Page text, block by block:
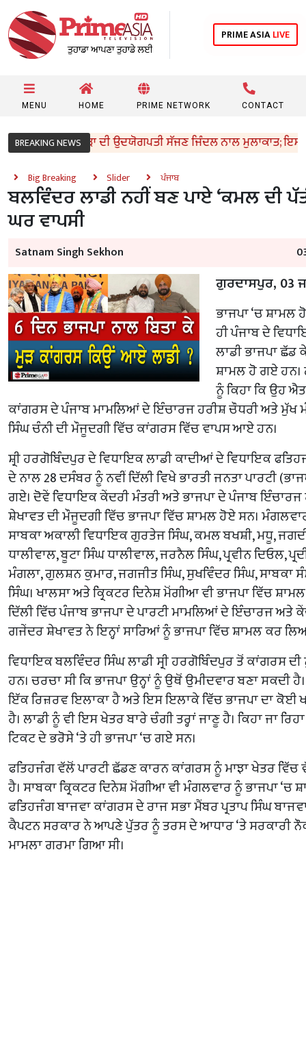
PRIME ASIALIVE
MENU HOME PRIME NETWORK CONTACT
BREAKING NEWS
ਸੰਜੀਵ ਅਰੋੜਾ ਦੀ ਉਦਯੋਗਪਤੀ ਸੱਜਣ ਜਿੰਦਲ ਨਾਲ ਮੁਲਾਕਾਤ; ਇਸਪਾਤ
Big Breaking Slider ਪੰਜਾਬ
ਬਲਵਿੰਦਰ ਲਾਡੀ ਨਹੀਂ ਬਣ ਪਾਏ ‘ਕਮਲ ਦੀ
ਘਰ ਵਾਪਸੀ
Satnam Singh Sekhon
ਗੁਰਦਾਸਪੁਰ, 03
ਭਾਜਪਾ ‘ਚ ਸ਼ਾਮਲ
ਹੀ ਪੰਜਾਬ ਦੇ
ਲਾਡੀ ਭਾਜਪਾ ਛੱਡ
ਸ਼ਾਮਲ ਹੋ ਗਏ ਹਨ।
ਨੂੰ ਕਿਹਾ ਕਿ ਉਹ
ਕਾਂਗਰਸ ਦੇ ਪੰਜਾਬ ਮਾਮਲਿਆਂ ਦੇ ਇੰਚਾਰਜ ਹਰੀਸ਼ ਚੌਧਰੀ ਅਤੇ ਮੁੱਖ
ਸਿੰਘ ਚੰਨੀ ਦੀ ਮੌਜੂਦਗੀ ਵਿੱਚ ਕਾਂਗਰਸ ਵਿੱਚ ਵਾਪਸ ਆਏ ਹਨ।
ਸ਼੍ਰੀ ਹਰਗੋਬਿੰਦਪੁਰ ਦੇ ਵਿਧਾਇਕ ਲਾਡੀ ਕਾਦੀਆਂ ਦੇ ਵਿਧਾਇਕ
ਦੇ ਨਾਲ 28 ਦਸੰਬਰ ਨੂੰ ਨਵੀਂ ਦਿੱਲੀ ਵਿਖੇ ਭਾਰਤੀ ਜਨਤਾ ਪਾਰਟੀ
ਗਏ। ਦੋਵੇਂ ਵਿਧਾਇਕ ਕੇਂਦਰੀ ਮੰਤਰੀ ਅਤੇ ਭਾਜਪਾ ਦੇ ਪੰਜਾਬ
ਸ਼ੇਖਾਵਤ ਦੀ ਮੌਜੂਦਗੀ ਵਿੱਚ ਭਾਜਪਾ ਵਿੱਚ ਸ਼ਾਮਲ ਹੋਏ ਸਨ।
ਸਾਬਕਾ ਅਕਾਲੀ ਵਿਧਾਇਕ ਗੁਰਤੇਜ ਸਿੰਘ, ਕਮਲ ਬਖਸ਼ੀ, ਮਧੂ,
ਧਾਲੀਵਾਲ, ਬੂਟਾ ਸਿੰਘ ਧਾਲੀਵਾਲ, ਜਰਨੈਲ ਸਿੰਘ, ਪ੍ਰਵੀਨ ਦਿਓਲ,
ਮੰਗਲਾ, ਗੁਲਸ਼ਨ ਕੁਮਾਰ, ਜਗਜੀਤ ਸਿੰਘ, ਸੁਖਵਿੰਦਰ ਸਿੰਘ, ਸਾਬਕਾ
ਸਿੰਘ। ਖਾਲਸਾ ਅਤੇ ਕ੍ਰਿਕਟਰ ਦਿਨੇਸ਼ ਮੋਂਗੀਆ ਵੀ ਭਾਜਪਾ ਵਿੱਚ
ਦਿੱਲੀ ਵਿੱਚ ਪੰਜਾਬ ਭਾਜਪਾ ਦੇ ਪਾਰਟੀ ਮਾਮਲਿਆਂ ਦੇ ਇੰਚਾਰਜ ਅਤੇ
ਗਜੇਂਦਰ ਸ਼ੇਖਾਵਤ ਨੇ ਇਨ੍ਹਾਂ ਸਾਰਿਆਂ ਨੂੰ ਭਾਜਪਾ ਵਿੱਚ ਸ਼ਾਮਲ ਕਰ
ਵਿਧਾਇਕ ਬਲਵਿੰਦਰ ਸਿੰਘ ਲਾਡੀ ਸ੍ਰੀ ਹਰਗੋਬਿੰਦਪੁਰ ਤੋਂ ਕਾਂਗਰਸ
ਹਨ। ਚਰਚਾ ਸੀ ਕਿ ਭਾਜਪਾ ਉਨ੍ਹਾਂ ਨੂੰ ਉਥੋਂ ਉਮੀਦਵਾਰ ਬਣਾ ਸਕਦੀ
ਇੱਕ ਰਿਜ਼ਰਵ ਇਲਾਕਾ ਹੈ ਅਤੇ ਇਸ ਇਲਾਕੇ ਵਿੱਚ ਭਾਜਪਾ ਦਾ ਕੋਈ
ਹੈ। ਲਾਡੀ ਨੂੰ ਵੀ ਇਸ ਖੇਤਰ ਬਾਰੇ ਚੰਗੀ ਤਰ੍ਹਾਂ ਜਾਣੂ ਹੈ। ਕਿਹਾ ਜਾ
ਟਿਕਟ ਦੇ ਭਰੋਸੇ ‘ਤੇ ਹੀ ਭਾਜਪਾ ‘ਚ ਗਏ ਸਨ।
ਫਤਿਹਜੰਗ ਵੱਲੋਂ ਪਾਰਟੀ ਛੱਡਣ ਕਾਰਨ ਕਾਂਗਰਸ ਨੂੰ ਮਾਝਾ ਖੇਤਰ ਵਿੱਚ
ਹੈ। ਸਾਬਕਾ ਕ੍ਰਿਕਟਰ ਦਿਨੇਸ਼ ਮੋਂਗੀਆ ਵੀ ਮੰਗਲਵਾਰ ਨੂੰ ਭਾਜਪਾ ‘ਚ
ਫਤਿਹਜੰਗ ਬਾਜਵਾ ਕਾਂਗਰਸ ਦੇ ਰਾਜ ਸਭਾ ਮੈਂਬਰ ਪ੍ਰਤਾਪ ਸਿੰਘ
ਕੈਪਟਨ ਸਰਕਾਰ ਨੇ ਆਪਣੇ ਪੁੱਤਰ ਨੂੰ ਤਰਸ ਦੇ ਆਧਾਰ ‘ਤੇ ਸਰਕਾਰੀ
ਮਾਮਲਾ ਗਰਮਾ ਗਿਆ ਸੀ।